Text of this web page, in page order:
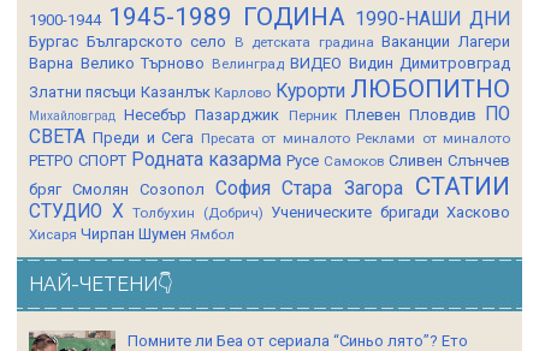
1900-1944 1945-1989 ГОДИНА 1990-НАШИ ДНИ
Бургас Българското село В детската градина Ваканции Лагери
Варна Велико Търново Велинград ВИДЕО Видин Димитровград
Златни пясъци Казанлък Карлово Курорти ЛЮБОПИТНО
Михайловград Несебър Пазарджик Перник Плевен Пловдив
ПО
СВЕТА Преди и Сега Пресата от миналото Реклами от миналото
РЕТРО СПОРТ Родната казарма Русе Самоков Сливен Слънчев
бряг Смолян Созопол София Стара Загора СТАТИИ
СТУДИО Х Толбухин (Добрич) Ученическите бригади Хасково
Хисаря Чирпан Шумен Ямбол
НАЙ-ЧЕТЕНИ👇
Помните ли Беа от сериала “Синьо лято”? Ето